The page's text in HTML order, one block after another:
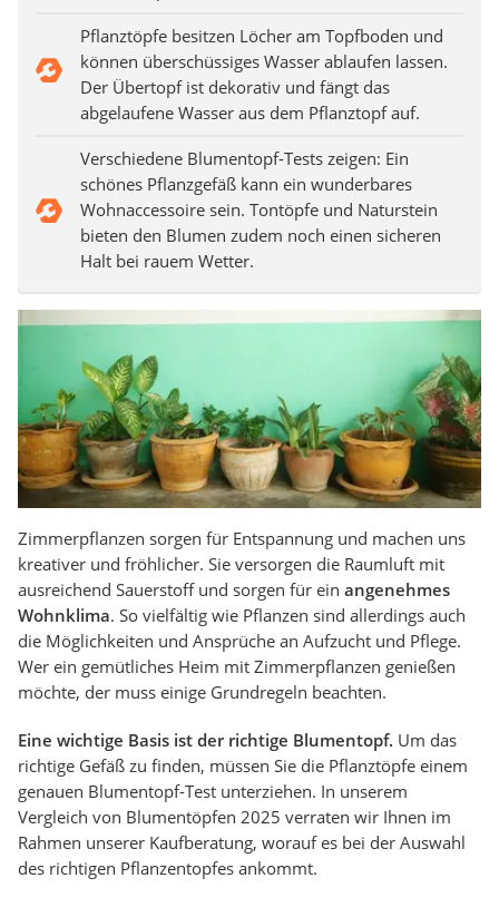
Pflanztöpfe besitzen Löcher am Topfboden und
können überschüssiges Wasser ablaufen lassen.
Der Übertopf ist dekorativ und fängt das
abgelaufene Wasser aus dem Pflanztopf auf.
Verschiedene Blumentopf-Tests zeigen: Ein
schönes Pflanzgefäß kann ein wunderbares
Wohnaccessoire sein. Tontöpfe und Naturstein
bieten den Blumen zudem noch einen sicheren
Halt bei rauem Wetter.
Zimmerpflanzen sorgen für Entspannung und machen uns
kreativer und fröhlicher. Sie versorgen die Raumluft mit
ausreichend Sauerstoff und sorgen für ein angenehmes
Wohnklima. So vielfältig wie Pflanzen sind allerdings auch
die Möglichkeiten und Ansprüche an Aufzucht und Pflege.
Wer ein gemütliches Heim mit Zimmerpflanzen genießen
möchte, der muss einige Grundregeln beachten.
Eine wichtige Basis ist der richtige Blumentopf. Um das
richtige Gefäß zu finden, müssen Sie die Pflanztöpfe einem
genauen Blumentopf-Test unterziehen. In unserem
Vergleich von Blumentöpfen 2025 verraten wir Ihnen im
Rahmen unserer Kaufberatung, worauf es bei der Auswahl
des richtigen Pflanzentopfes ankommt.